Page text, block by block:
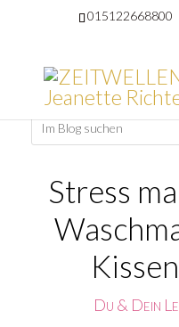
015122668800
Stress
Du & Dein